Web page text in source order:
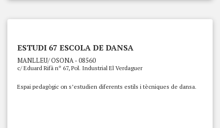
ESTUDI 67 ESCOLA DE DANSA
MANLLEU/ OSONA - 08560
c/ Eduard Rifà nº 67, Pol. Industrial El Verdaguer
Espai pedagògic on s’estudien diferents estils i tècniques de dansa.